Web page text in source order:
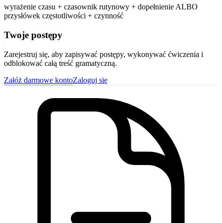
wyrażenie czasu + czasownik rutynowy + dopełnienie ALBO
przysłówek częstotliwości + czynność
Twoje postępy
Zarejestruj się, aby zapisywać postępy, wykonywać ćwiczenia i
odblokować całą treść gramatyczną.
Załóż darmowe kontoZaloguj się